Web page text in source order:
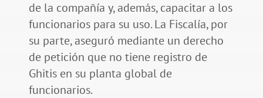
de la compañía y, además, capacitar a los
funcionarios para su uso. La Fiscalía, por
su parte, aseguró mediante un derecho
de petición que no tiene registro de
Ghitis en su planta global de
funcionarios.